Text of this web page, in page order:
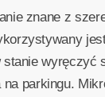
znane z
wyręczyć
parkingu.